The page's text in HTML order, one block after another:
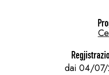
dai 04/07/